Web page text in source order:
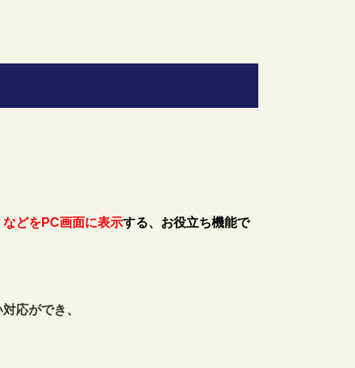
どをPC画面に表示する、お役立ち機能で
応ができ、